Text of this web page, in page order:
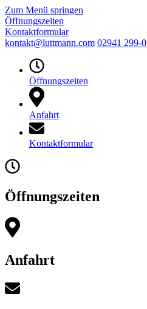
Zum Menü springen
Öffnungszeiten
Kontaktformular
kontakt@luttmann.com 02941 299-0
Öffnungszeiten
Anfahrt
Kontaktformular
Öffnungszeiten
Anfahrt